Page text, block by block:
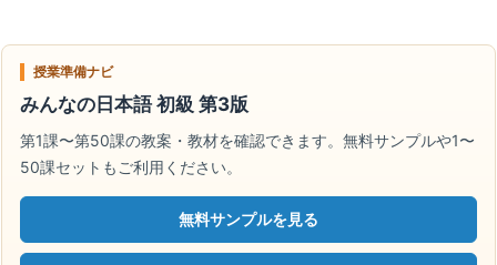
授業準備ナビ
みんなの日本語 初級 第3版
第1課〜第50課の教案・教材を確認できます。無料サンプルや1〜
50課セットもご利用ください。
無料サンプルを見る